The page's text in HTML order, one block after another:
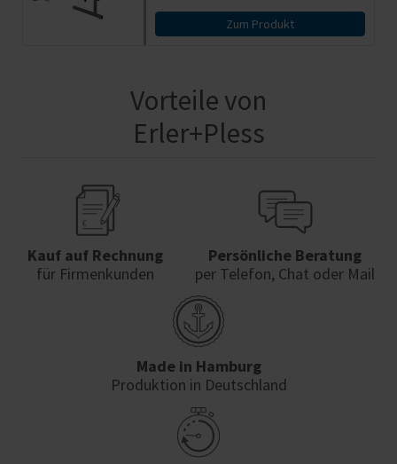
Zum Produkt
Vorteile von
Erler+Pless
Kauf auf Rechnung
für Firmenkunden
Persönliche Beratung
per Telefon, Chat oder Mail
Made in Hamburg
Produktion in Deutschland